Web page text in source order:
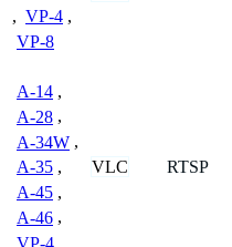
, VP-4 ,
VP-8
A-14 ,
A-28 ,
A-34W ,
A-35 ,
A-45 ,
A-46 ,
VP-4
VLC RTSP